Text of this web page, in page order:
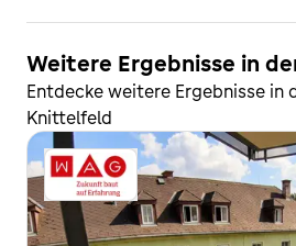
Weitere Ergebnisse in
Entdecke weitere Ergebnisse in
Knittelfeld